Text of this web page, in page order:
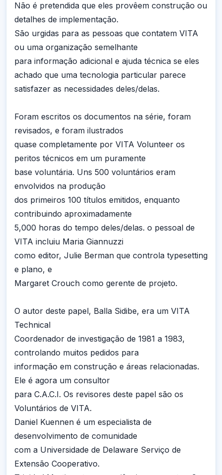
Não é pretendida que eles provêem construção ou
detalhes de implementação.
São urgidas para as pessoas que contatem VITA
ou uma organização semelhante
para informação adicional e ajuda técnica se eles
achado que uma tecnologia particular parece
satisfazer as necessidades deles/delas.
Foram escritos os documentos na série, foram
revisados, e foram ilustrados
quase completamente por VITA Volunteer os
peritos técnicos em um puramente
base voluntária. Uns 500 voluntários eram
envolvidos na produção
dos primeiros 100 títulos emitidos, enquanto
contribuindo aproximadamente
5,000 horas do tempo deles/delas. o pessoal de
VITA incluiu Maria Giannuzzi
como editor, Julie Berman que controla typesetting
e plano, e
Margaret Crouch como gerente de projeto.
O autor deste papel, Balla Sidibe, era um VITA
Technical
Coordenador de investigação de 1981 a 1983,
controlando muitos pedidos para
informação em construção e áreas relacionadas.
Ele é agora um consultor
para C.A.C.I. Os revisores deste papel são os
Voluntários de VITA.
Daniel Kuennen é um especialista de
desenvolvimento de comunidade
com a Universidade de Delaware Serviço de
Extensão Cooperativo.